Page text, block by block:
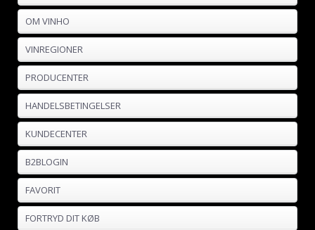
OM VINHO
VINREGIONER
PRODUCENTER
HANDELSBETINGELSER
KUNDECENTER
B2BLOGIN
FAVORIT
FORTRYD DIT KØB